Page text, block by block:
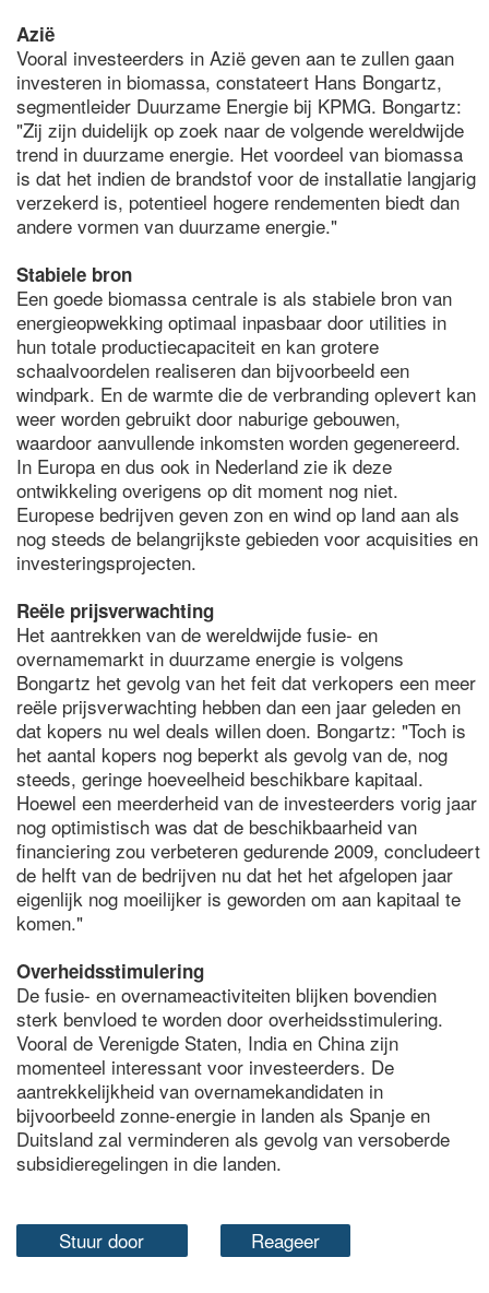
Azië
Vooral investeerders in Azië geven aan te zullen gaan
investeren in biomassa, constateert Hans Bongartz,
segmentleider Duurzame Energie bij KPMG. Bongartz:
"Zij zijn duidelijk op zoek naar de volgende wereldwijde
trend in duurzame energie. Het voordeel van biomassa
is dat het indien de brandstof voor de installatie langjarig
verzekerd is, potentieel hogere rendementen biedt dan
andere vormen van duurzame energie."
Stabiele bron
Een goede biomassa centrale is als stabiele bron van
energieopwekking optimaal inpasbaar door utilities in
hun totale productiecapaciteit en kan grotere
schaalvoordelen realiseren dan bijvoorbeeld een
windpark. En de warmte die de verbranding oplevert kan
weer worden gebruikt door naburige gebouwen,
waardoor aanvullende inkomsten worden gegenereerd.
In Europa en dus ook in Nederland zie ik deze
ontwikkeling overigens op dit moment nog niet.
Europese bedrijven geven zon en wind op land aan als
nog steeds de belangrijkste gebieden voor acquisities en
investeringsprojecten.
Reële prijsverwachting
Het aantrekken van de wereldwijde fusie- en
overnamemarkt in duurzame energie is volgens
Bongartz het gevolg van het feit dat verkopers een meer
reële prijsverwachting hebben dan een jaar geleden en
dat kopers nu wel deals willen doen. Bongartz: "Toch is
het aantal kopers nog beperkt als gevolg van de, nog
steeds, geringe hoeveelheid beschikbare kapitaal.
Hoewel een meerderheid van de investeerders vorig jaar
nog optimistisch was dat de beschikbaarheid van
financiering zou verbeteren gedurende 2009, concludeert
de helft van de bedrijven nu dat het het afgelopen jaar
eigenlijk nog moeilijker is geworden om aan kapitaal te
komen."
Overheidsstimulering
De fusie- en overnameactiviteiten blijken bovendien
sterk benvloed te worden door overheidsstimulering.
Vooral de Verenigde Staten, India en China zijn
momenteel interessant voor investeerders. De
aantrekkelijkheid van overnamekandidaten in
bijvoorbeeld zonne-energie in landen als Spanje en
Duitsland zal verminderen als gevolg van versoberde
subsidieregelingen in die landen.
Stuur door Reageer